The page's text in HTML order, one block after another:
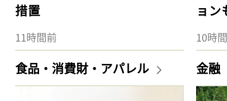
措置
11時間前
ョン
10時
食品・消費財・アパレル 金融